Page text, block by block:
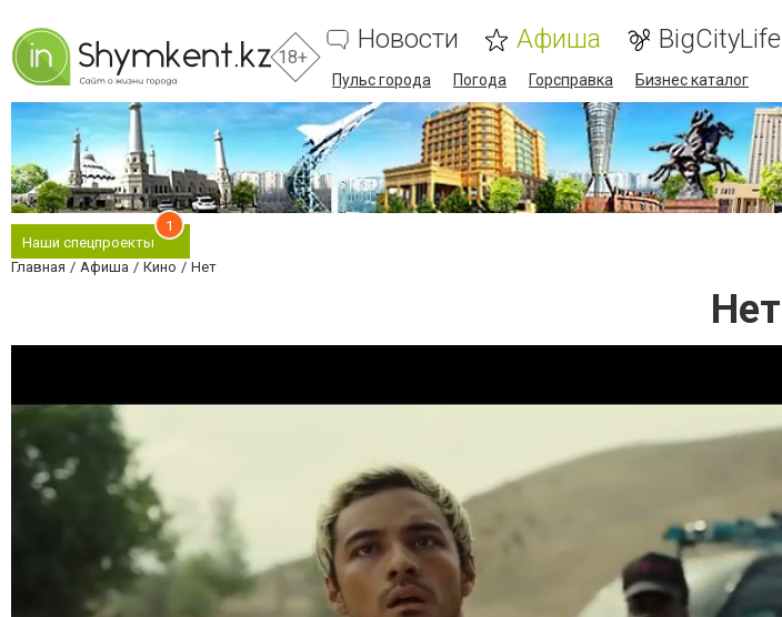
18+
Новости Афиша BigCityLife
Пульс города Погода Горсправка Бизнес каталог
Наши спецпроекты
1
Главная Афиша Кино Нет
Нет